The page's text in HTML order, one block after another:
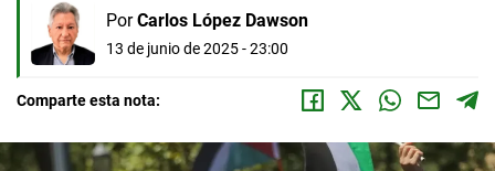
Por Carlos López Dawson
13 de junio de 2025 - 23:00
Comparte esta nota: